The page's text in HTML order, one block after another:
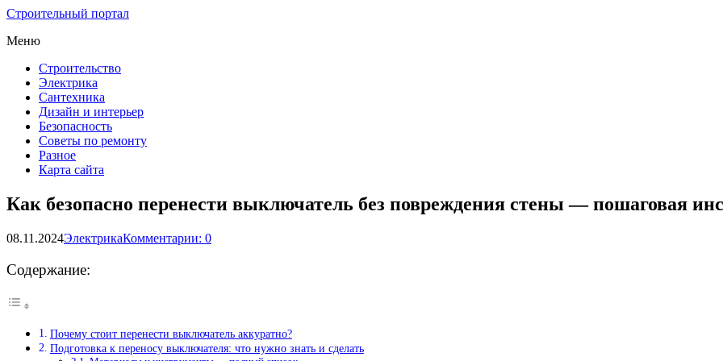
Строительный портал
Меню
Строительство
Электрика
Сантехника
Дизайн и интерьер
Безопасность
Советы по ремонту
Разное
Карта сайта
Как безопасно перенести выключатель без повреждения стены — пошаговая
08.11.2024ЭлектрикаКомментарии: 0
Содержание:
Почему стоит перенести выключатель аккуратно?
Подготовка к переносу выключателя: что нужно знать и сделать